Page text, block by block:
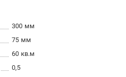
300 мм
75 мм
60 кв.м
0,5